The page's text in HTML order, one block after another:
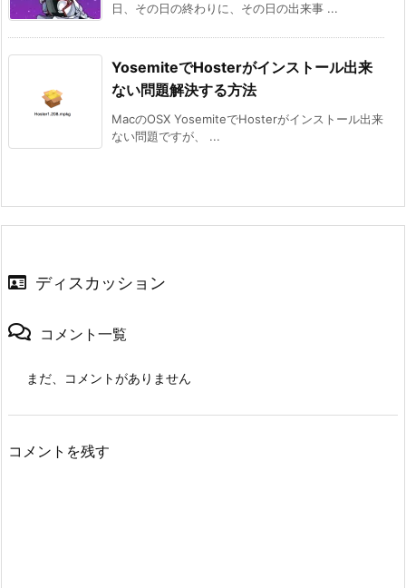
日、その日の終わりに、その日の出来事 ...
YosemiteでHosterがインストール出来
ない問題解決する方法
MacのOSX YosemiteでHosterがインストール出来
ない問題ですが、 ...
ディスカッション
コメント一覧
まだ、コメントがありません
コメントを残す